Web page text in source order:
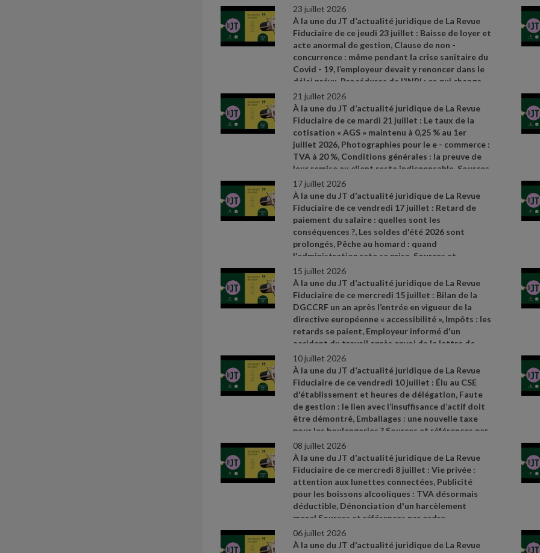
rupture anticipée est un CDI. Sources et
références par ordre d’apparition à l’écran :- Loi
n° 2026- 602 du 8 juillet 2026 visant à réduire
l'impact environnemental de l'industrie textile
(article 3)
- Décret n° 2026- 591 du 3 juillet 2026
relatif au deuxième dispositif d'aides
exceptionnelles attribuées aux entreprises de
https://www.legifrance.gouv.fr/jorf/id/
- Cass. soc. 17 juin 2026, n° 25- 13725 D
23 juillet 2026
À la une du JT d’actualité juridique de La Revue
Fiduciaire de ce jeudi 23 juillet : Baisse de loyer et
acte anormal de gestion, Clause de non -
concurrence : même pendant la crise sanitaire du
Covid - 19, l’employeur devait y renoncer dans le
délai prévu, Procédures de l’INPI : ce qui change
depuis le 2 juillet 2026. Sources et références par
ordre d’apparition à l’écran :- CAA Bordeaux n°
24BX01031 du 21 mai 2026- Cass. soc. 1er juillet
2026, n° 25
- 10960 FSB - décret n° 2026- 576 du
30 juin 2026 portant diverses mesures
d'harmonisation, de simplification et de
modernisation des procédures de l'Institut
INPI du 1er juillet 2026
21 juillet 2026
À la une du JT d’actualité juridique de La Revue
Fiduciaire de ce mardi 21 juillet : Le taux de la
cotisation « AGS » maintenu à 0,25 % au 1er
juillet 2026, Photographies pour le e- commerce :
TVA à 20 %, Conditions générales : la preuve de
leur remise au client reste indispensable. Sources
et références par ordre d’apparition à l’écran :
https://www.ags- garantie- salaires.org/a- la-
une/chiffres- cles- CAA Versailles n° 24VE00166
du 4 juin 2026 - Cass. com. 17 juin 2026, n°24
22736
17 juillet 2026
À la une du JT d’actualité juridique de La Revue
Fiduciaire de ce vendredi 17 juillet : Retard de
paiement du salaire : quelles sont les
conséquences ?, Les soldes d'été 2026 sont
prolongés, Pêche au homard : quand
l’administration rate sa prise. Sources et
références par ordre d’apparition à l’écran :
Cass. soc. 17 juin 2026, n° 24- 18286 FD - Article L.
310- 3 du code de commerce et arrêté du 27 mai
2019 - CAA Nantes n° 25NT01912 du 23 juin 2026
15 juillet 2026
À la une du JT d’actualité juridique de La Revue
Fiduciaire de ce mercredi 15 juillet : Bilan de la
DGCCRF un an après l’entrée en vigueur de la
directive européenne « accessibilité », Impôts : les
retards se paient, Employeur informé d'un
accident du travail après envoi de la lettre de
licenciement. Sources et références par ordre
d’apparition à l’écran :-
https://www.economie.gouv.fr/dgccrf/actualites
dgccrf/accessibilite - un- apres- lentree- en-
vigueur- de - la- directive - europeenne - bilan-
de- laction- de - la- dgccrf- Fiche pratique
Bercy infos Particuliers du 18 juin 2026- Cass.
10 juillet 2026
À la une du JT d’actualité juridique de La Revue
Fiduciaire de ce vendredi 10 juillet : Élu au CSE
d'établissement et heures de délégation, Faute
de gestion : le lien avec l’insuffisance d’actif doit
être démontré, Emballages : une nouvelle taxe
pour les boulangeries ? Sources et références par
ordre d’apparition à l’écran :
2026, n° 24- 17361 FSB- Cass. com., 20 mai 2026,
n° 25- 14635 - Réponse ministérielle Allisio n°
5572, JO Assemblée nationale du 9 juin 2026
08 juillet 2026
À la une du JT d’actualité juridique de La Revue
Fiduciaire de ce mercredi 8 juillet : Vie privée :
attention aux lunettes connectées, Publicité
pour les boissons alcooliques : TVA désormais
déductible, Dénonciation d'un harcèlement
moral Sources et références par ordre
d’apparition à l’écran :
11 mai 2026 – « Les lunettes connectées : la CNIL
06 juillet 2026
À la une du JT d’actualité juridique de La Revue